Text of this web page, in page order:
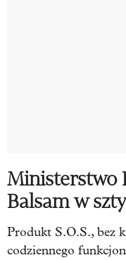
Ministerstwo
Balsam w
Produkt S.O.S., bez
codziennego